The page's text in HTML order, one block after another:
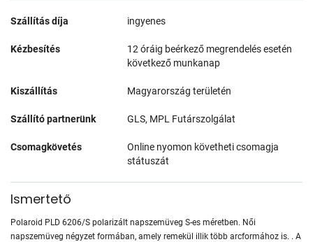
Szállítás díja ingyenes
Kézbesítés
12 óráig beérkező megrendelés esetén
következő munkanap
Kiszállítás Magyarország területén
Szállító partnerünk GLS, MPL Futárszolgálat
Csomagkövetés
Online nyomon követheti csomagja
státuszát
Ismertető
Polaroid PLD 6206/S polarizált napszemüveg S-es méretben. Női
napszemüveg négyzet formában, amely remekül illik több arcformához is. . A